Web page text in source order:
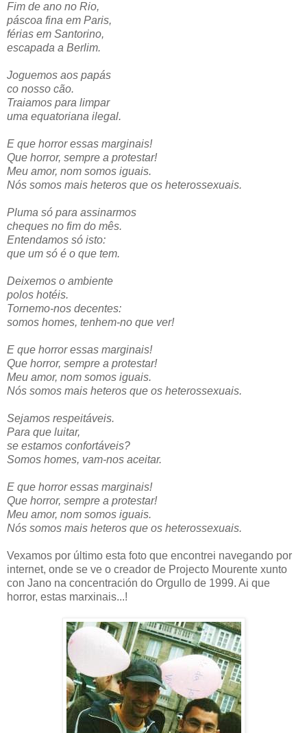
Fim de ano no Rio,
páscoa fina em Paris,
férias em Santorino,
escapada a Berlim.
Joguemos aos papás
co nosso cão.
Traiamos para limpar
uma equatoriana ilegal.
E que horroressas marginais!
Que horror, sempre a protestar!
Meu amor, nom somos iguais.
Nós somos mais heteros que os heterossexuais.
Pluma só para assinarmos
cheques no fim do mês.
Entendamos só isto:
que um só é o que tem.
Deixemos o ambiente
polos hotéis.
Tornemo-nos decentes:
somos homes, tenhem-no que ver!
E que horror essas marginais!
Que horror, sempre a protestar!
Meu amor, nom somos iguais.
Nós somos mais heteros que os heterossexuais.
Sejamos respeitáveis.
Para que luitar,
se estamos confortáveis?
Somos homes, vam-nos aceitar.
E que horror essas marginais!
Que horror, sempre a protestar!
Meu amor, nom somos iguais.
Nós somos mais heteros que os heterossexuais.
Vexamos por último esta foto que encontrei navegando por
internet, onde se ve o creador de Projecto Mourente xunto
con Jano na concentración do Orgullo de 1999. Ai que
horror, estas marxinais...!